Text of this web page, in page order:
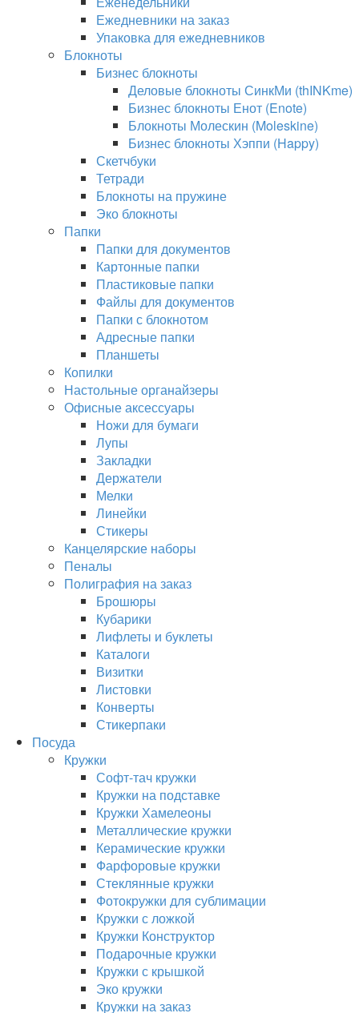
Ежедневники на заказ
Упаковка для ежедневников
Блокноты
Бизнес блокноты
Деловые блокноты СинкМи (thINKme)
Бизнес блокноты Енот (Enote)
Блокноты Молескин (Moleskine)
Бизнес блокноты Хэппи (Happy)
Скетчбуки
Тетради
Блокноты на пружине
Эко блокноты
Папки
Папки для документов
Картонные папки
Пластиковые папки
Файлы для документов
Папки с блокнотом
Адресные папки
Планшеты
Копилки
Настольные органайзеры
Офисные аксессуары
Ножи для бумаги
Лупы
Закладки
Держатели
Мелки
Линейки
Стикеры
Канцелярские наборы
Пеналы
Полиграфия на заказ
Брошюры
Кубарики
Лифлеты и буклеты
Каталоги
Визитки
Листовки
Конверты
Стикерпаки
Посуда
Кружки
Софт-тач кружки
Кружки на подставке
Кружки Хамелеоны
Металлические кружки
Керамические кружки
Фарфоровые кружки
Стеклянные кружки
Фотокружки для сублимации
Кружки с ложкой
Кружки Конструктор
Подарочные кружки
Кружки с крышкой
Эко кружки
Кружки на заказ